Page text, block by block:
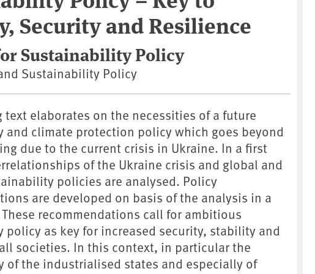
Security and Resilience
Sustainability Policy
Sustainability Policy
text elaborates on the necessities of a future
and climate protection policy which goes beyond
due to the current crisis in Ukraine. In a first
of the Ukraine crisis and global and
policies are analysed. Policy
are developed on basis of the analysis in a
recommendations call for ambitious
as key for increased security, stability and
societies. In this context, in particular the
of the industrialised states and especially of